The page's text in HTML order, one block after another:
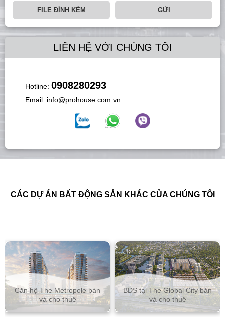
FILE ĐÍNH KÈM GỬI
LIÊN HỆ VỚI CHÚNG TÔI
Hotline: 0908280293
Email: info@prohouse.com.vn
CÁC DỰ ÁN BẤT ĐỘNG SẢN KHÁC CỦA CHÚNG TÔI
Căn hộ The Metropole bán
và cho thuê
BĐS tại The Global City bán
và cho thuê